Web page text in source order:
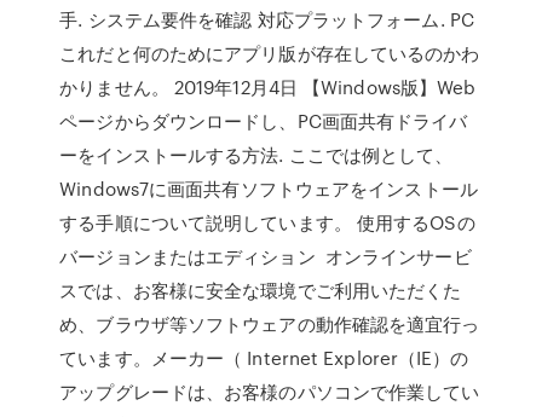
手. システム要件を確認 対応プラットフォーム. PC
これだと何のためにアプリ版が存在しているのかわ
かりません。 2019年12月4日 【Windows版】Web
ページからダウンロードし、PC画面共有ドライバ
ーをインストールする方法. ここでは例として、
Windows7に画面共有ソフトウェアをインストール
する手順について説明しています。 使用するOSの
バージョンまたはエディション オンラインサービ
スでは、お客様に安全な環境でご利用いただくた
め、ブラウザ等ソフトウェアの動作確認を適宜行っ
ています。メーカー（ Internet Explorer（IE）の
アップグレードは、お客様のパソコンで作業してい